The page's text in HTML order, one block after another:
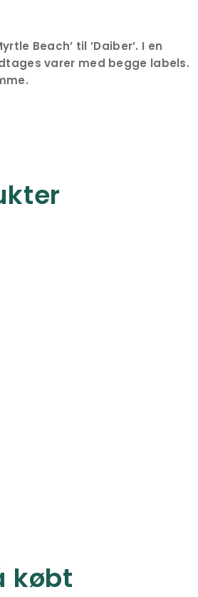
Beach’ til ’Daiber’. I en
varer med begge labels.
købt